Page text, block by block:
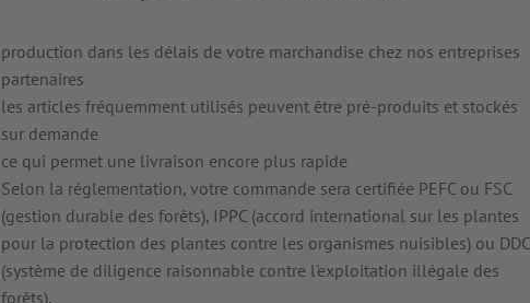
production dans les délais de votre marchandise chez nos entreprises
partenaires
les articles fréquemment utilisés peuvent être pré-produits et stockés
sur demande
ce qui permet une livraison encore plus rapide
Selon la réglementation, votre commande sera certifiée PEFC ou FSC
(gestion durable des forêts), IPPC (accord international sur les plantes
pour la protection des plantes contre les organismes nuisibles) ou DDC
(système de diligence raisonnable contre l'exploitation illégale des
forêts).